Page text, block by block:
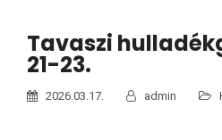
Tavaszi
21-23.
2026.03.17. admin